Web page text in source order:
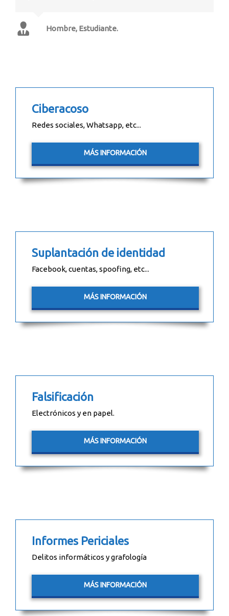
Hombre, Estudiante.
Ciberacoso
Redes sociales, Whatsapp, etc...
MÁS INFORMACIÓN
Suplantación de identidad
Facebook, cuentas, spoofing, etc...
MÁS INFORMACIÓN
Falsificación
Electrónicos y en papel.
MÁS INFORMACIÓN
Informes Periciales
Delitos informáticos y grafología
MÁS INFORMACIÓN